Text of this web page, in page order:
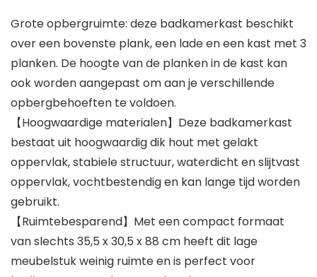
Grote opbergruimte: deze badkamerkast beschikt
over een bovenste plank, een lade en een kast met 3
planken. De hoogte van de planken in de kast kan
ook worden aangepast om aan je verschillende
opbergbehoeften te voldoen.
【Hoogwaardige materialen】Deze badkamerkast
bestaat uit hoogwaardig dik hout met gelakt
oppervlak, stabiele structuur, waterdicht en slijtvast
oppervlak, vochtbestendig en kan lange tijd worden
gebruikt.
【Ruimtebesparend】Met een compact formaat
van slechts 35,5 x 30,5 x 88 cm heeft dit lage
meubelstuk weinig ruimte en is perfect voor